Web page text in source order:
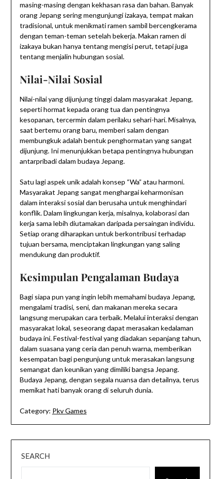
masing-masing dengan kekhasan rasa dan bahan. Banyak
orang Jepang sering mengunjungi izakaya, tempat makan
tradisional, untuk menikmati ramen sambil bercengkerama
dengan teman-teman setelah bekerja. Makan ramen di
izakaya bukan hanya tentang mengisi perut, tetapi juga
tentang menjalin hubungan sosial.
Nilai-Nilai Sosial
Nilai-nilai yang dijunjung tinggi dalam masyarakat Jepang,
seperti hormat kepada orang tua dan pentingnya
kesopanan, tercermin dalam perilaku sehari-hari. Misalnya,
saat bertemu orang baru, memberi salam dengan
membungkuk adalah bentuk penghormatan yang sangat
dijunjung. Ini menunjukkan betapa pentingnya hubungan
antarpribadi dalam budaya Jepang.
Satu lagi aspek unik adalah konsep “Wa” atau harmoni.
Masyarakat Jepang sangat menghargai keharmonisan
dalam interaksi sosial dan berusaha untuk menghindari
konflik. Dalam lingkungan kerja, misalnya, kolaborasi dan
kerja sama lebih diutamakan daripada persaingan individu.
Setiap orang diharapkan untuk berkontribusi terhadap
tujuan bersama, menciptakan lingkungan yang saling
mendukung dan produktif.
Kesimpulan Pengalaman Budaya
Bagi siapa pun yang ingin lebih memahami budaya Jepang,
mengalami tradisi, seni, dan makanan mereka secara
langsung merupakan cara terbaik. Melalui interaksi dengan
masyarakat lokal, seseorang dapat merasakan kedalaman
budaya ini. Festival-festival yang diadakan sepanjang tahun,
dalam suasana yang ceria dan penuh warna, memberikan
kesempatan bagi pengunjung untuk merasakan langsung
semangat dan keunikan yang dimiliki bangsa Jepang.
Budaya Jepang, dengan segala nuansa dan detailnya, terus
memikat hati banyak orang di seluruh dunia.
Category: Pkv Games
SEARCH